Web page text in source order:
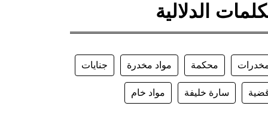
الدلالية
محكمة مواد مخدرة جنايات
سارة خليفة مواد خام